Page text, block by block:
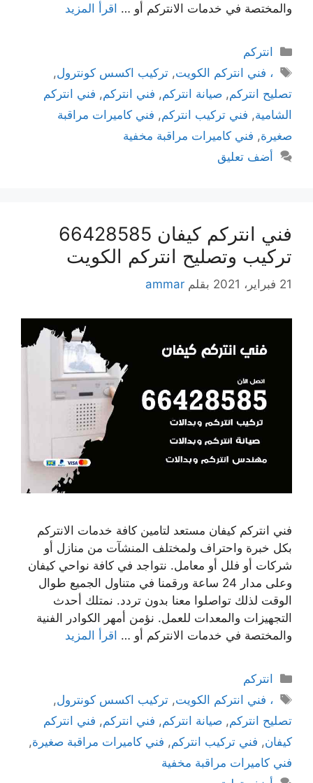
والمختصة في خدمات الانتركم أو … اقرأ المزيد
انتركم
، فني انتركم الكويت,تركيب اكسس كونترول,
تصليح انتركم, صيانة انتركم, فني انتركم, فني انتركم
الشامية, فني تركيب انتركم, فني كاميرات مراقبة
صغيرة, فني كاميرات مراقبة مخفية
أضف تعليق
فني انتركم كيفان 66428585
تركيب وتصليح انتركم الكويت
21 فبراير، 2021 بقلم ammar
فني انتركم كيفان مستعد لتامين كافة خدمات الانتركم
بكل خبرة واحتراف ولمختلف المنشآت من منازل أو
شركات أو فلل أو معامل. نتواجد في كافة نواحي كيفان
وعلى مدار 24 ساعة ورقمنا في متناول الجميع طوال
الوقت لذلك تواصلوا معنا بدون تردد. نمتلك أحدث
التجهيزات والمعدات للعمل. نؤمن أمهر الكوادر الفنية
والمختصة في خدمات الانتركم أو … اقرأ المزيد
انتركم
، فني انتركم الكويت,تركيب اكسس كونترول,
تصليح انتركم, صيانة انتركم, فني انتركم, فني انتركم
كيفان, فني تركيب انتركم, فني كاميرات مراقبة صغيرة,
فني كاميرات مراقبة مخفية